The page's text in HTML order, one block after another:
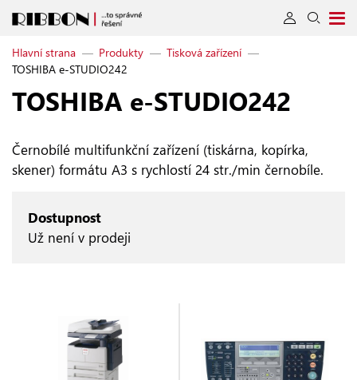
Hlavní strana — Produkty — Tisková zařízení —
TOSHIBA e-STUDIO242
TOSHIBA e‑STUDIO242
Černobílé multifunkční zařízení (tiskárna, kopírka,
skener) formátu A3 s rychlostí 24 str./min černobíle.
Dostupnost
Už není v prodeji